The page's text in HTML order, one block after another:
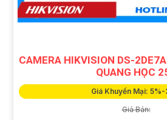
CAMERA HIKVISION DS-
QUANG HỌC
Giá Khuyến Mại: 5%-
Giá Bán: